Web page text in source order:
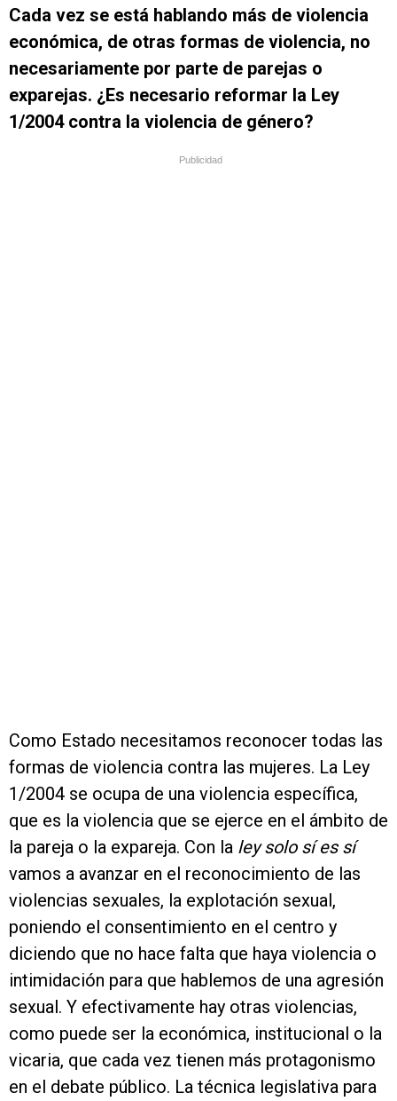
Cada vez se está hablando más de violencia
económica, de otras formas de violencia, no
necesariamente por parte de parejas o
exparejas. ¿Es necesario reformar la Ley
1/2004 contra la violencia de género?
Publicidad
Como Estado necesitamos reconocer todas las
formas de violencia contra las mujeres. La Ley
1/2004 se ocupa de una violencia específica,
que es la violencia que se ejerce en el ámbito de
la pareja o la expareja. Con la ley solo sí es sí
vamos a avanzar en el reconocimiento de las
violencias sexuales, la explotación sexual,
poniendo el consentimiento en el centro y
diciendo que no hace falta que haya violencia o
intimidación para que hablemos de una agresión
sexual. Y efectivamente hay otras violencias,
como puede ser la económica, institucional o la
vicaria, que cada vez tienen más protagonismo
en el debate público. La técnica legislativa para